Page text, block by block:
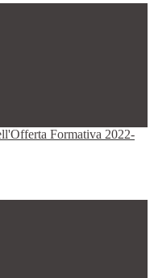
Formativa 2022-